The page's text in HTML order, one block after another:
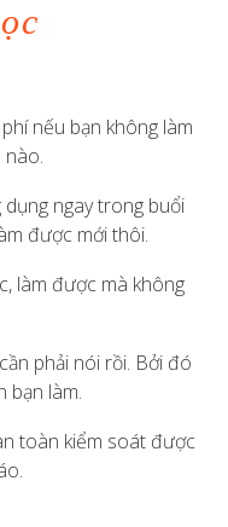
nếu bạn không làm
nào.
dụng ngay trong buổi
được mới thôi.
làm được mà không
phải nói rồi. Bởi đó
bạn làm.
toàn kiểm soát được